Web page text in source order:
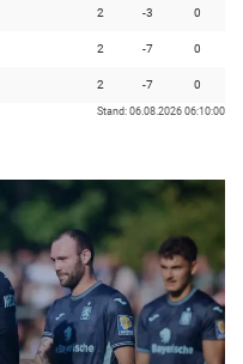
2 -3 0
2 -7 0
2 -7 0
Stand: 06.08.2026 06:10:00